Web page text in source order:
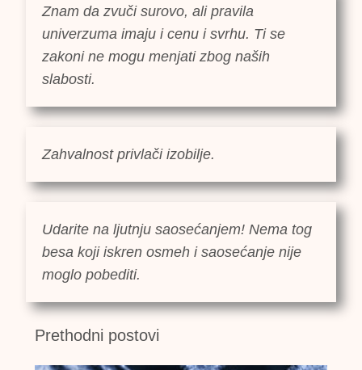
Znam da zvuči surovo, ali pravila
univerzuma imaju i cenu i svrhu. Ti se
zakoni ne mogu menjati zbog naših
slabosti.
Zahvalnost privlači izobilje.
Udarite na ljutnju saosećanjem! Nema tog
besa koji iskren osmeh i saosećanje nije
moglo pobediti.
Prethodni postovi